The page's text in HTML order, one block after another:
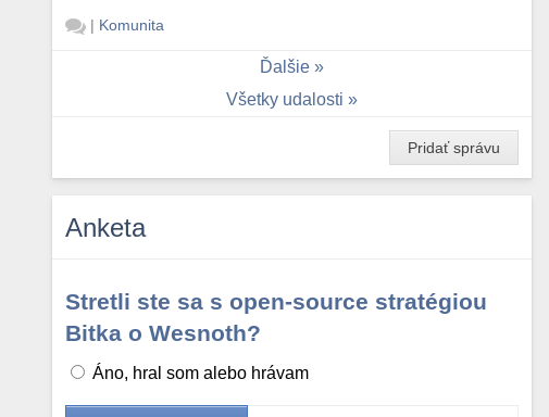
| Komunita
Ďalšie
Všetky udalosti
Pridať správu
Anketa
Stretli ste sa s open-source stratégiou
Bitka o Wesnoth?
Áno, hral som alebo hrávam